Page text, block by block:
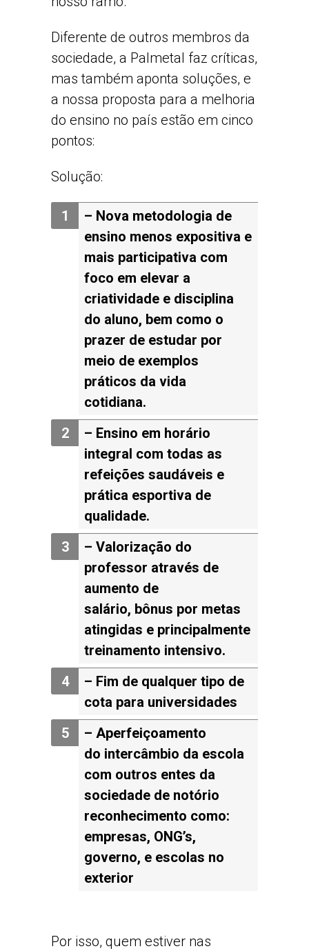
Diferente de outros membros da
sociedade, a Palmetal faz críticas,
mas também aponta soluções, e
a nossa proposta para a melhoria
do ensino no país estão em cinco
pontos:
Solução:
– Nova metodologia de
ensino menos expositiva e
mais participativa com
foco em elevar a
criatividade e disciplina
do aluno, bem como o
prazer de estudar por
meio de exemplos
práticos da vida
cotidiana.
– Ensino em horário
integral com todas as
refeições saudáveis e
prática esportiva de
qualidade.
– Valorização do
professor através de
aumento de
salário, bônus por metas
atingidas e principalmente
treinamento intensivo.
– Fim de qualquer tipo de
cota para universidades
– Aperfeiçoamento
do intercâmbio da escola
com outros entes da
sociedade de notório
reconhecimento como:
empresas, ONG’s,
governo, e escolas no
exterior
Por isso, quem estiver nas